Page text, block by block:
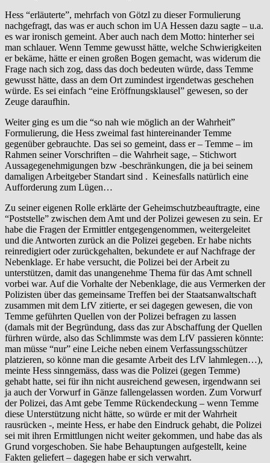
Hess “erläuterte”, mehrfach von Götzl zu dieser Formulierung
nachgefragt, das was er auch schon im UA Hessen dazu sagte – u.a.
es war ironisch gemeint. Aber auch nach dem Motto: hinterher sei
man schlauer. Wenn Temme gewusst hätte, welche Schwierigkeiten
er bekäme, hätte er einen großen Bogen gemacht, was widerum die
Frage nach sich zog, dass das doch bedeuten würde, dass Temme
gewusst hätte, dass an dem Ort zumindest irgendetwas geschehen
würde. Es sei einfach “eine Eröffnungsklausel” gewesen, so der
Zeuge daraufhin.
Weiter ging es um die “so nah wie möglich an der Wahrheit”
Formulierung, die Hess zweimal fast hintereinander Temme
gegenüber gebrauchte. Das sei so gemeint, dass er – Temme – im
Rahmen seiner Vorschriften – die Wahrheit sage, – Stichwort
Aussagegenehmigungen bzw -beschränkungen, die ja bei seinem
damaligen Arbeitgeber Standart sind . Keinesfalls natürlich eine
Aufforderung zum Lügen…
Zu seiner eigenen Rolle erklärte der Geheimschutzbeauftragte, eine
“Poststelle” zwischen dem Amt und der Polizei gewesen zu sein. Er
habe die Fragen der Ermittler entgegengenommen, weitergeleitet
und die Antworten zurück an die Polizei gegeben. Er habe nichts
reinredigiert oder zurückgehalten, bekundete er auf Nachfrage der
Nebenklage. Er habe versucht, die Polizei bei der Arbeit zu
unterstützen, damit das unangenehme Thema für das Amt schnell
vorbei war. Auf die Vorhalte der Nebenklage, die aus Vermerken der
Polizisten über das gemeinsame Treffen bei der Staatsanwaltschaft
zusammen mit dem LfV zitierte, er sei dagegen gewesen, die von
Temme geführten Quellen von der Polizei befragen zu lassen
(damals mit der Begründung, dass das zur Abschaffung der Quellen
fürhren würde, also das Schlimmste was dem LfV passieren könnte:
man müsse “nur” eine Leiche neben einem Verfassungsschützer
platzieren, so könne man die gesamte Arbeit des LfV lahmlegen…),
meinte Hess sinngemäss, dass was die Polizei (gegen Temme)
gehabt hatte, sei für ihn nicht ausreichend gewesen, irgendwann sei
ja auch der Vorwurf in Gänze fallengelassen worden. Zum Vorwurf
der Polizei, das Amt gebe Temme Rückendeckung – wenn Temme
diese Unterstützung nicht hätte, so würde er mit der Wahrheit
rausrücken -, meinte Hess, er habe den Eindruck gehabt, die Polizei
sei mit ihren Ermittlungen nicht weiter gekommen, und habe das als
Grund vorgeschoben. Sie habe Behauptungen aufgestellt, keine
Fakten geliefert – dagegen habe er sich verwahrt.